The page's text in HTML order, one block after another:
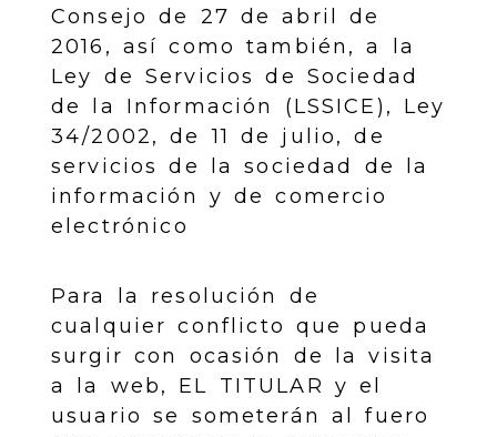
Consejo de 27 de abril de
2016, así como también, a la
Ley de Servicios de Sociedad
de la Información (LSSICE), Ley
34/2002, de 11 de julio, de
servicios de la sociedad de la
información y de comercio
electrónico
Para la resolución de
cualquier conflicto que pueda
surgir con ocasión de la visita
a la web, EL TITULAR y el
usuario se someterán al fuero